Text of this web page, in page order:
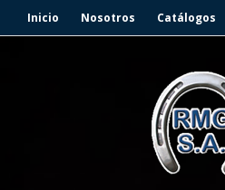
Inicio Nosotros Catálogos